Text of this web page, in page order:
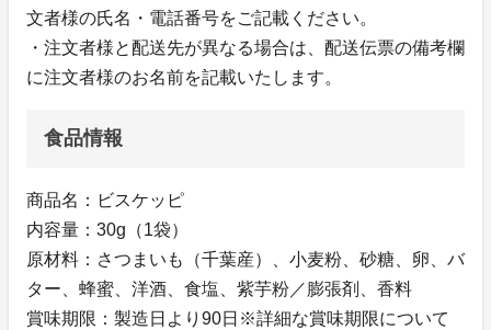
文者様の氏名・電話番号をご記載ください。
・注文者様と配送先が異なる場合は、配送伝票の備考欄
に注文者様のお名前を記載いたします。
食品情報
商品名：ビスケッピ
内容量：30g（1袋）
原材料：さつまいも（千葉産）、小麦粉、砂糖、卵、バ
ター、蜂蜜、洋酒、食塩、紫芋粉／膨張剤、香料
賞味期限：製造日より90日※詳細な賞味期限について